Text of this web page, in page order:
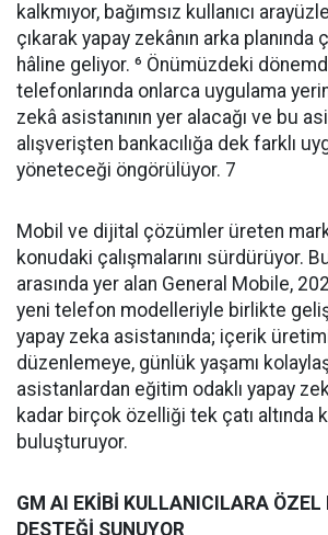
kalkmıyor, bağımsız kullanıcı
çıkarak yapay zekânın arka planında
hâline geliyor. ⁶ Önümüzdeki
telefonlarında onlarca uygulama
zekâ asistanının yer alacağı ve bu
alışverişten bankacılığa dek farklı
yöneteceği öngörülüyor. 7
Mobil ve dijital çözümler üreten
konudaki çalışmalarını sürdürüyor.
arasında yer alan General Mobile,
yeni telefon modelleriyle birlikte
yapay zeka asistanında; içerik
düzenlemeye, günlük yaşamı
asistanlardan eğitim odaklı yapay
kadar birçok özelliği tek çatı altında
buluşturuyor.
GM AI EKİBİ KULLANICILARA ÖZEL
DESTEĞİ SUNUYOR